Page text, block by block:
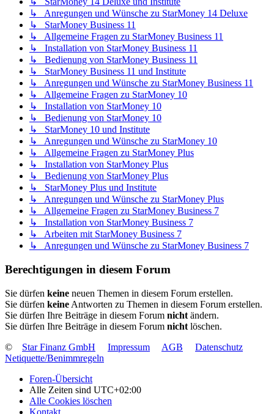
↳ Anregungen und Wünsche zu StarMoney 14 Deluxe
↳ StarMoney Business 11
↳ Allgemeine Fragen zu StarMoney Business 11
↳ Installation von StarMoney Business 11
↳ Bedienung von StarMoney Business 11
↳ StarMoney Business 11 und Institute
↳ Anregungen und Wünsche zu StarMoney Business 11
↳ Allgemeine Fragen zu StarMoney 10
↳ Installation von StarMoney 10
↳ Bedienung von StarMoney 10
↳ StarMoney 10 und Institute
↳ Anregungen und Wünsche zu StarMoney 10
↳ Allgemeine Fragen zu StarMoney Plus
↳ Installation von StarMoney Plus
↳ Bedienung von StarMoney Plus
↳ StarMoney Plus und Institute
↳ Anregungen und Wünsche zu StarMoney Plus
↳ Allgemeine Fragen zu StarMoney Business 7
↳ Installation von StarMoney Business 7
↳ Arbeiten mit StarMoney Business 7
↳ Anregungen und Wünsche zu StarMoney Business 7
Berechtigungen in diesem Forum
Sie dürfen keine neuen Themen in diesem Forum erstellen.
Sie dürfen keine Antworten zu Themen in diesem Forum erstellen.
Sie dürfen Ihre Beiträge in diesem Forum nicht ändern.
Sie dürfen Ihre Beiträge in diesem Forum nicht löschen.
©
Star Finanz GmbH Impressum AGB
Datenschutz
Netiquette/Benimmregeln
Foren-Übersicht
Alle Zeiten sind UTC+02:00
Alle Cookies löschen
Kontakt